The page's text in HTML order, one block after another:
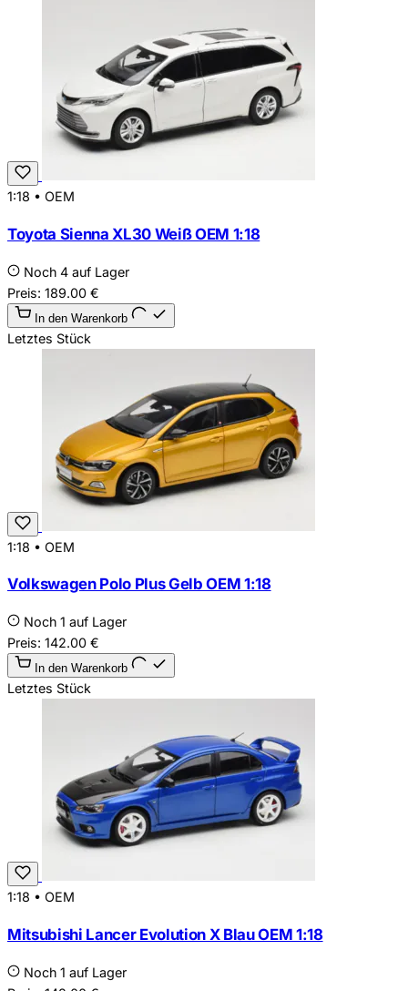
1:18 • OEM
Toyota Sienna XL30 Weiß OEM 1:18
Noch 4 auf Lager
Preis: 189.00 €
In den Warenkorb
Letztes Stück
1:18 • OEM
Volkswagen Polo Plus Gelb OEM 1:18
Noch 1 auf Lager
Preis: 142.00 €
In den Warenkorb
Letztes Stück
1:18 • OEM
Mitsubishi Lancer Evolution X Blau OEM 1:18
Noch 1 auf Lager